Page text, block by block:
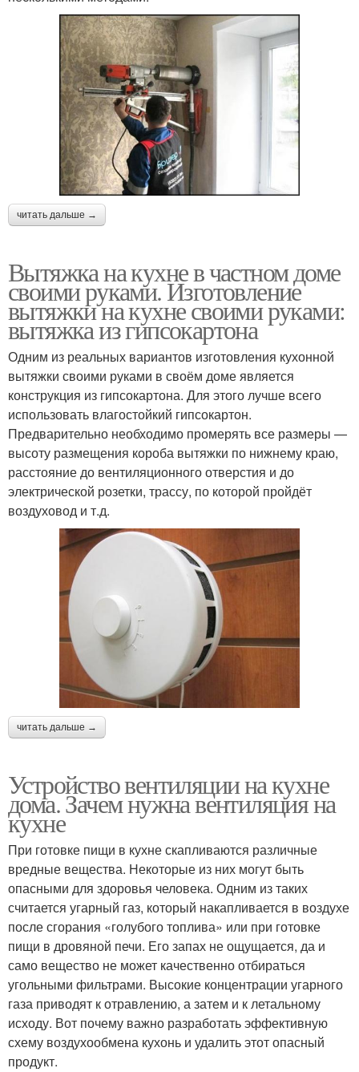
читать дальше →
Вытяжка на кухне в частном доме
своими руками. Изготовление
вытяжки на кухне своими руками:
вытяжка из гипсокартона
Одним из реальных вариантов изготовления кухонной
вытяжки своими руками в своём доме является
конструкция из гипсокартона. Для этого лучше всего
использовать влагостойкий гипсокартон.
Предварительно необходимо промерять все размеры —
высоту размещения короба вытяжки по нижнему краю,
расстояние до вентиляционного отверстия и до
электрической розетки, трассу, по которой пройдёт
воздуховод и т.д.
читать дальше →
Устройство вентиляции на кухне
дома. Зачем нужна вентиляция на
кухне
При готовке пищи в кухне скапливаются различные
вредные вещества. Некоторые из них могут быть
опасными для здоровья человека. Одним из таких
считается угарный газ, который накапливается в воздухе
после сгорания «голубого топлива» или при готовке
пищи в дровяной печи. Его запах не ощущается, да и
само вещество не может качественно отбираться
угольными фильтрами. Высокие концентрации угарного
газа приводят к отравлению, а затем и к летальному
исходу. Вот почему важно разработать эффективную
схему воздухообмена кухонь и удалить этот опасный
продукт.